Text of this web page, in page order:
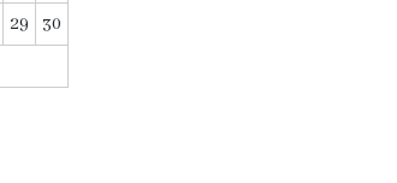
29
30